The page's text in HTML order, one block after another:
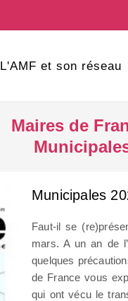
L'AMF et son réseau
Maires de
Municipales
Faut-il se
mars. A un an de
quelques
de France vous
qui ont vécu le